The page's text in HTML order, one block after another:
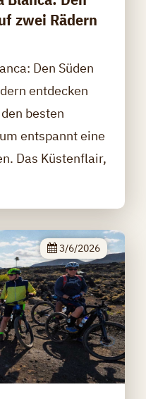
zwei Rädern
Den Süden
entdecken
besten
entspannt eine
Das Küstenflair,
3/6/2026